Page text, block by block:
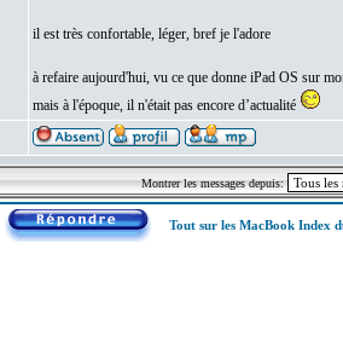
il est très confortable, léger, bref je l'adore
à refaire aujourd'hui, vu ce que donne iPad OS sur
mais à l'époque, il n'était pas encore d’actualité
Montrer les messages depuis:
Tout sur les MacBook Index